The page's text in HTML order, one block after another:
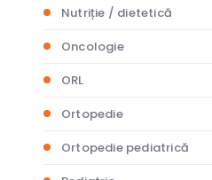
Nutriție / dietetică
Oncologie
ORL
Ortopedie
Ortopedie pediatrică